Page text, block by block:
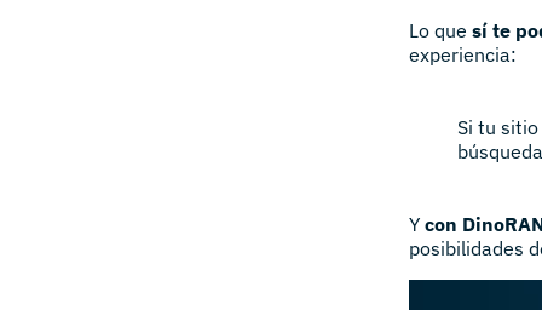
Lo que sí te
experiencia:
Si tu
Y con
posibilidades